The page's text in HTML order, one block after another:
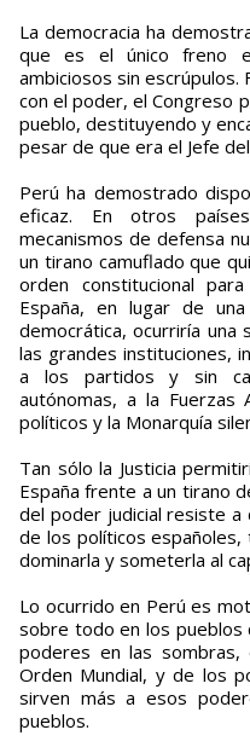
La democracia ha
que es el único freno
ambiciosos sin
con el poder, el Congreso
pueblo, destituyendo y
pesar de que era el Jefe
Perú ha demostrado
eficaz. En otros
mecanismos de defensa
un tirano camuflado que
orden constitucional
España, en lugar de
democrática, ocurriría una
las grandes instituciones,
a los partidos y sin
autónomas, a la Fuerzas
políticos y la Monarquía
Tan sólo la Justicia
España frente a un tirano
del poder judicial resiste a
de los políticos
dominarla y someterla al
Lo ocurrido en Perú es
sobre todo en los
poderes en las sombras,
Orden Mundial, y de los
sirven más a esos
pueblos.